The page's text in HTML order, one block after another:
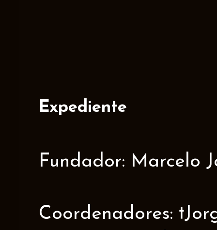
Expediente
Fundador: Marcelo
Coordenadores: